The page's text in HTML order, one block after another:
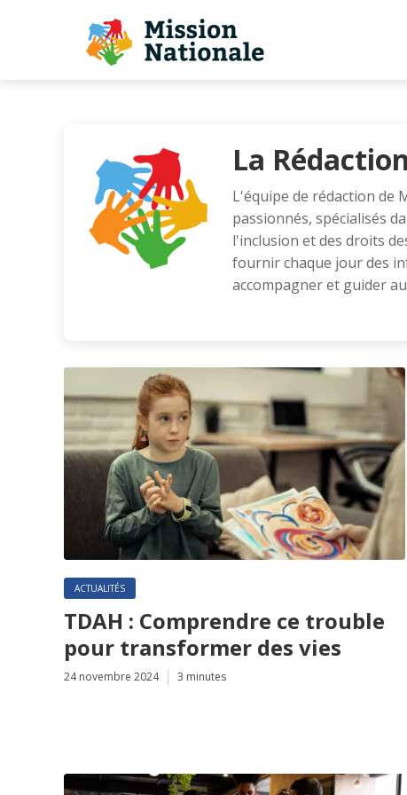
La Rédaction
L'équipe de rédaction de
passionnés, spécialisés
l'inclusion et des droits
fournir chaque jour des
accompagner et guider
ACTUALITÉS
TDAH : Comprendre ce trouble
pour transformer des vies
24 novembre 2024 3 minutes